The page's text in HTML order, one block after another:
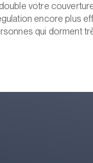
votre
encore plus
qui dorment